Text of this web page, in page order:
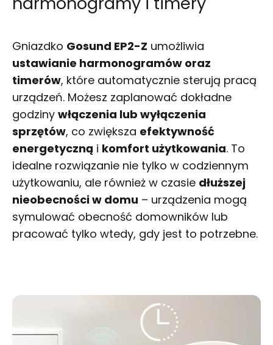
Gniazdko Gosund EP2-Z umożliwia
ustawianie harmonogramów oraz
timerów, które automatycznie sterują pracą
urządzeń. Możesz zaplanować dokładne
godziny włączenia lub wyłączenia
sprzętów, co zwiększa efektywność
energetyczną i komfort użytkowania. To
idealne rozwiązanie nie tylko w codziennym
użytkowaniu, ale również w czasie dłuższej
nieobecności w domu – urządzenia mogą
symulować obecność domowników lub
pracować tylko wtedy, gdy jest to potrzebne.